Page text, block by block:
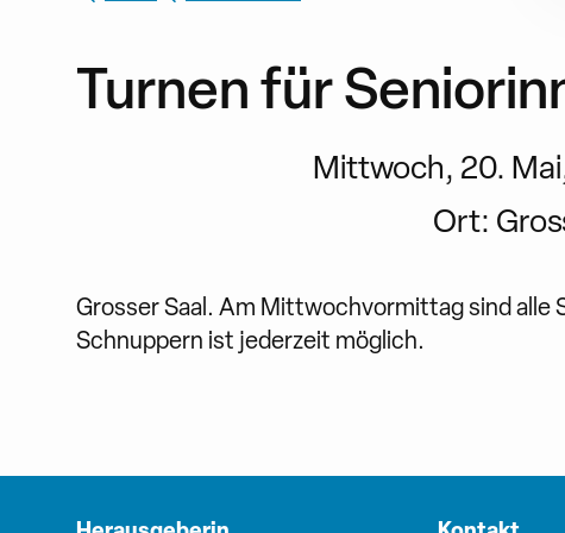
Turnen für
Mittwoch, 20.
Ort:
Grosser Saal. Am Mittwochvormittag sind alle
Schnuppern ist jederzeit möglich.